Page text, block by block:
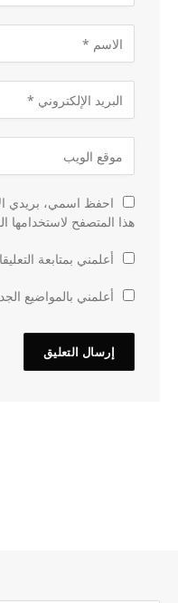
احفظ اسمي، بريدي
هذا المتصفح لاستخدامها
أعلمني بمتابعة
أعلمني بالمواضيع